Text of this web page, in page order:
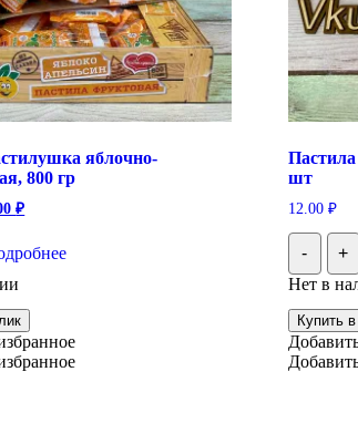
яблочно-
800 гр
₽.
₽Текущая
цена:
шт
12.00 ₽
- +
Нет в
Купить